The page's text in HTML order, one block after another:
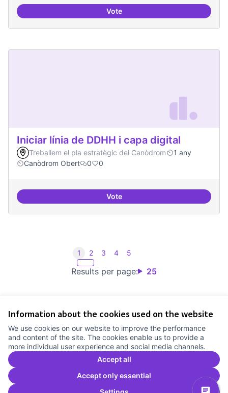
Information about the cookies used on the website
We use cookies on our website to improve the performance
and content of the site. The cookies enable us to provide a
more individual user experience and social media channels.
Accept all
Accept only essential
VoteTrobades democràtiques
Iniciar línia de DDHH i capa digital
Treballem el pla estratègic del Canòdrom
1 any
Canòdrom Obert
0 0
VoteIniciar línia de DDHH i capa
Results per page: 25
1 2 3 4 5
Cookie settings
Comunitat Canòdrom at Facebook
(External link)
Comunitat Canòdrom at Instagram
(External link)
Comunitat Canòdrom at YouTube
(External link)
English
Triar la llenguaElegir el idiomaChoose language